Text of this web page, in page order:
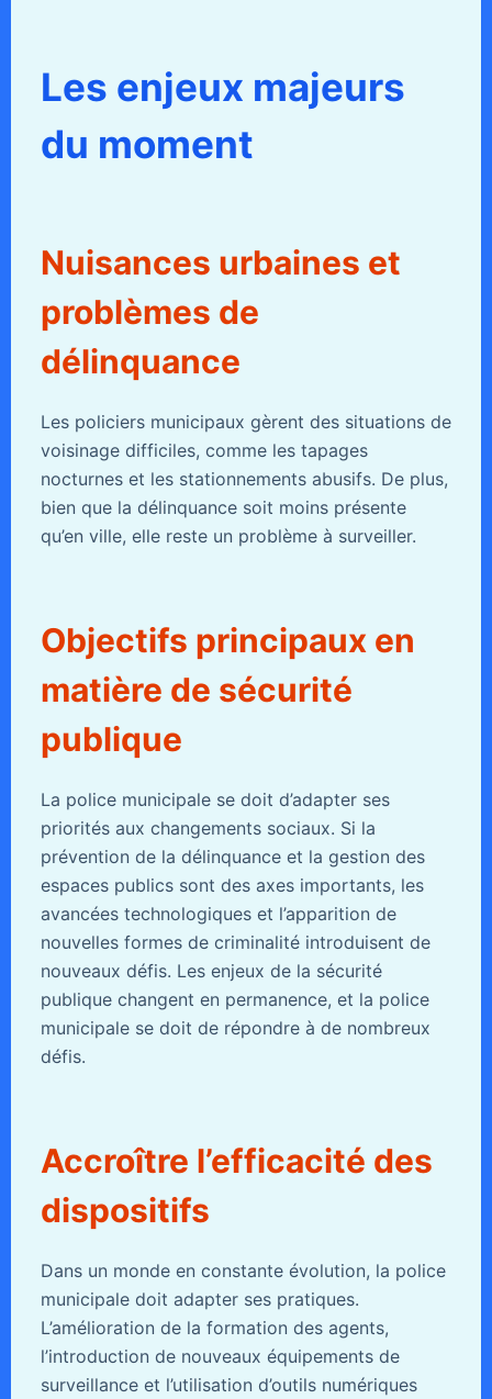
Les enjeux majeurs
du moment
Nuisances urbaines et
problèmes de
délinquance
Les policiers municipaux gèrent des situations de
voisinage difficiles, comme les tapages
nocturnes et les stationnements abusifs. De plus,
bien que la délinquance soit moins présente
qu’en ville, elle reste un problème à surveiller.
Objectifs principaux en
matière de sécurité
publique
La police municipale se doit d’adapter ses
priorités aux changements sociaux. Si la
prévention de la délinquance et la gestion des
espaces publics sont des axes importants, les
avancées technologiques et l’apparition de
nouvelles formes de criminalité introduisent de
nouveaux défis. Les enjeux de la sécurité
publique changent en permanence, et la police
municipale se doit de répondre à de nombreux
défis.
Accroître l’efficacité des
dispositifs
Dans un monde en constante évolution, la police
municipale doit adapter ses pratiques.
L’amélioration de la formation des agents,
l’introduction de nouveaux équipements de
surveillance et l’utilisation d’outils numériques